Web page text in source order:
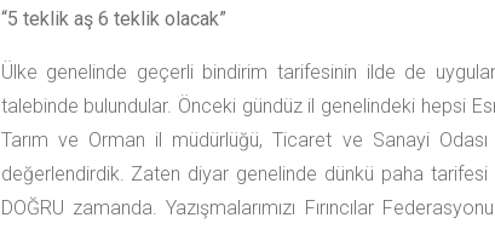
“5 teklik aş 6 teklik olacak”
Ülke genelinde geçerli bindirim tarifesinin ilde de
talebinde bulundular. Önceki gündüz il genelindeki hepsi
Tarım ve Orman il müdürlüğü, Ticaret ve Sanayi
değerlendirdik. Zaten diyar genelinde dünkü paha
DOĞRU zamanda. Yazışmalarımızı Fırıncılar